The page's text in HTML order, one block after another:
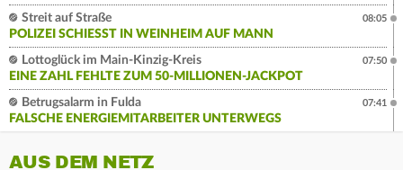
Streit auf Straße
POLIZEI SCHIESST IN WEINHEIM AUF MANN
08:05
Lottoglück im Main-Kinzig-Kreis
EINE ZAHL FEHLTE ZUM 50-MILLIONEN-JACKPOT
07:50
Betrugsalarm in Fulda
FALSCHE ENERGIEMITARBEITER UNTERWEGS
07:41
AUS DEM NETZ